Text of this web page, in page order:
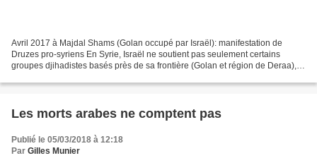
Avril 2017 à Majdal Shams (Golan occupé par Israël): manifestation de
Druzes pro-syriens En Syrie, Israël ne soutient pas seulement certains
groupes djihadistes basés près de sa frontière (Golan et région de Deraa), il
Les morts arabes ne comptent pas
Publié le 05/03/2018 à 12:18
Par Gilles Munier